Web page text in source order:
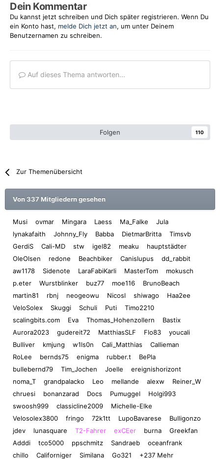
Dein Kommentar
Du kannst jetzt schreiben und Dich später registrieren. Wenn Du
ein Konto hast, melde Dich jetzt an, um unter Deinem
Benutzernamen zu schreiben.
Auf dieses Thema antworten...
Folgen 110
Zur Themenübersicht
Von 337 Mitgliedern gesehen
Musi ovmar Mingara Laess Ma_Falke
Jula
lynakafaith
Johnny_Fly Babba DietmarBritta
Timsvb
GerdiS
Cali-MD stw igel82 meaku
hauptstädter
OleOlsen
redone Beachbiker Canislupus
dd_rabbit
aw1178
Sidenote LaraFabiKarli MasterTom
mokusch
p.eter
Wurstblinker buz77 moe116
BrunoBeach
martin81
rbnj neogeowu Nicosl shiwago
Haa2ee
VeloSolex
Skuggi Schuli Puti
Timo2210
scalingbits.com
Eva Thomas_Hohenzollern
Bastix
Aurora2023
gudereit72 MatthiasSLF Flo83
youcali
Bulliver
kmjung w1ls0n Cali_Matthias
Callieman
RoLee
bernds75 enigma rubber.t
BePla
bullebernd79
Tim_Jochen Joelle
ereignishorizont
noma_T
grandpalacko Leo mellande alexw
Reiner_W
chruesi
bonanzarad Docs Pumuggel
Holgi993
swoosh999
classicline2009
Michelle-Elke
Velosolex3800
fringo 72k1tt LupoBavarese
Bulligonzo
jdev
lunasquare T2-Fahrer exCEer burna
Greekfan
Adddi
tco5000 ppschmitz Sandraeb
oceanfrank
chillo
Californiger Similana Go321 +237 Mehr